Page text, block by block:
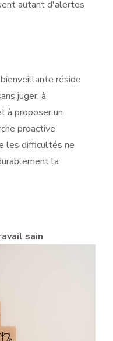
autant d'alertes
réside
juger, à
à proposer un
proactive
les difficultés ne
la
sain